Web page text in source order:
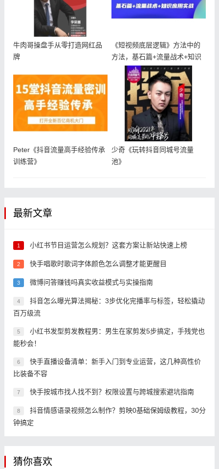
牛肉哥操盘手从零打造网红品
牌
《短视频底层逻辑》方法中的
方法，基石篇+流量战术+知识
应用实
Peter《抖音流量高手经验传承
训练营》
少奇《玩转抖音同城号流量
池》
最新文章
1 小红书节目运营怎么规划？这套方案让新站快速上榜
2 快手唱歌时歌词字体颜色怎么调整才能更醒目
3 微博问答赚钱吗真实收益模式与实操指南
4
抖音怎么曝光算法揭秘：3步优化完播率与标签，轻松撬动
百万级流
5
小红书发型剪发教程男：男生在家剪发5步搞定，手残党也
能秒会！
6
快手直播设备清单：新手入门到专业运营，这几种高性价
比装备不容
7 快手按城市找人找不到？权限设置与跨城搜索避坑指南
8
抖音情感语录视频怎么制作？剪映0基础保姆级教程，30分
钟搞定
猜你喜欢